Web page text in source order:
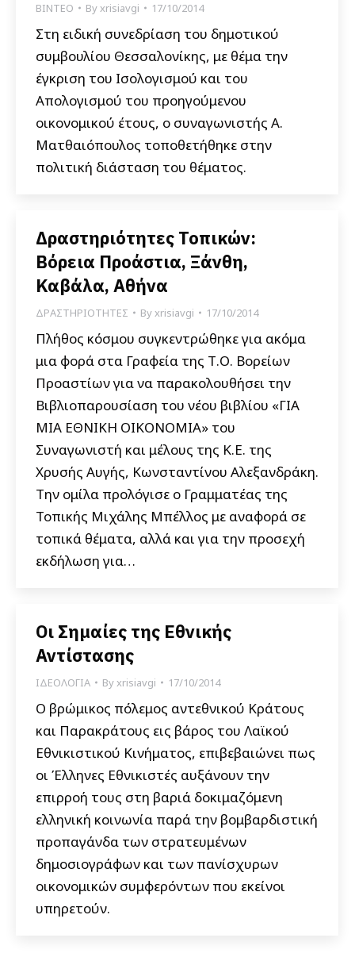
ΒΙΝΤΕΟ Byxrisiavgi 17/10/2014
Στη ειδική συνεδρίαση του δημοτικού
συμβουλίου Θεσσαλονίκης, με θέμα την
έγκριση του Ισολογισμού και του
Απολογισμού του προηγούμενου
οικονομικού έτους, ο συναγωνιστής Α.
Ματθαιόπουλος τοποθετήθηκε στην
πολιτική διάσταση του θέματος.
Δραστηριότητες Τοπικών:
Βόρεια Προάστια, Ξάνθη,
Καβάλα, Αθήνα
ΔΡΑΣΤΗΡΙΟΤΗΤΕΣ Byxrisiavgi 17/10/2014
Πλήθος κόσμου συγκεντρώθηκε για ακόμα
μια φορά στα Γραφεία της Τ.Ο. Βορείων
Προαστίων για να παρακολουθήσει την
Βιβλιοπαρουσίαση του νέου βιβλίου «ΓΙΑ
ΜΙΑ ΕΘΝΙΚΗ ΟΙΚΟΝΟΜΙΑ» του
Συναγωνιστή και μέλους της Κ.Ε. της
Χρυσής Αυγής, Κωνσταντίνου Αλεξανδράκη.
​Την ομίλα προλόγισε ο Γραμματέας της
Τοπικής Μιχάλης Μπέλλος με αναφορά σε
τοπικά θέματα, αλλά και για την προσεχή
εκδήλωση για…
Οι Σημαίες της Εθνικής
Αντίστασης
ΙΔΕΟΛΟΓΙΑ Byxrisiavgi 17/10/2014
Ο βρώμικος πόλεμος αντεθνικού Κράτους
και Παρακράτους εις βάρος του Λαϊκού
Εθνικιστικού Κινήματος, επιβεβαιώνει πως
οι Έλληνες Εθνικιστές αυξάνουν την
επιρροή τους στη βαριά δοκιμαζόμενη
ελληνική κοινωνία παρά την βομβαρδιστική
προπαγάνδα των στρατευμένων
δημοσιογράφων και των πανίσχυρων
οικονομικών συμφερόντων που εκείνοι
υπηρετούν.